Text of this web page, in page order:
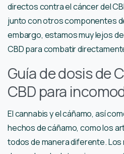
directos contra el cáncer del
junto con otros componentes
embargo, estamos muy lejos
CBD para combatir
Guía de dosis de
CBD para
El cannabis y el cáñamo, así
hechos de cáñamo, como los
todos de manera diferente.